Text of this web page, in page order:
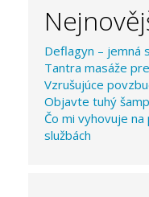
Deflagyn – jemná
Tantra masáže
Vzrušujúce
Objavte tuhý
Čo mi vyhovuje
službách